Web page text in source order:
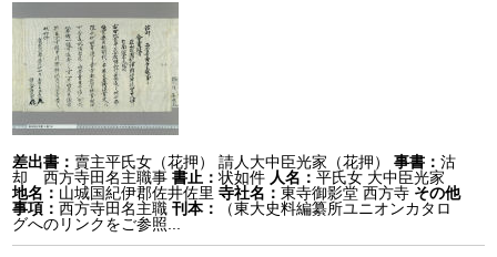
差出書：賣主平氏女（花押） 請人大中臣光家（花押） 事書：沽
却 西方寺田名主職事書止：状如件 人名：平氏女 大中臣光家
地名： 山城国紀伊郡佐井佐里 寺社名：東寺御影堂 西方寺 その他
事項：西方寺田名主職刊本：
（東大史料編纂所ユニオンカタロ
グへのリンクをご参照...